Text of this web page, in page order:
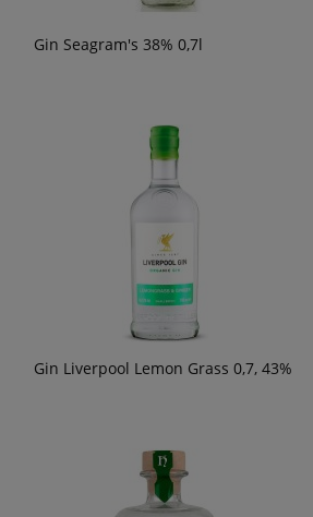
Gin Seagram's 38% 0,7l
Gin Liverpool Lemon Grass 0,7, 43%